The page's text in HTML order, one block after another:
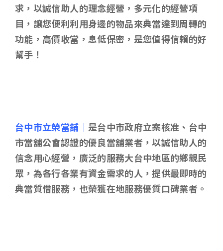
求，以誠信助人的理念經營，多元化的經營項
目，讓您便利利用身邊的物品來典當達到周轉的
功能，高價收當，息低保密，是您值得信賴的好
幫手！
台中市立榮當舖｜ 是台中市政府立案核准、台中
市當舖公會認證的優良當舖業者，以誠信助人的
信念用心經營，廣泛的服務大台中地區的鄉親民
眾，為各行各業有資金需求的人，提供最即時的
典當質借服務，也榮獲在地服務優質口碑業者。